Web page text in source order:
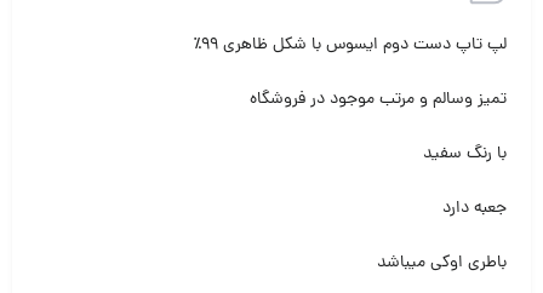
لپ تاپ دست دوم ایسوس با شکل ظاهری ۹۹٪
تمیز وسالم و مرتب موجود در فروشگاه
با رنگ سفید
جعبه دارد
باطری اوکی میباشد